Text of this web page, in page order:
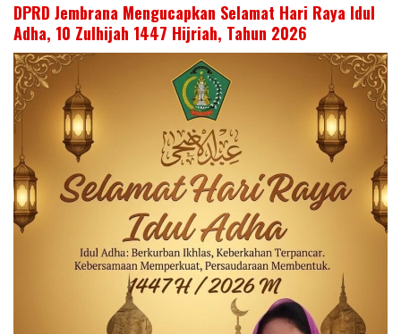
DPRD Jembrana Mengucapkan Selamat Hari Raya Idul
Adha, 10 Zulhijah 1447 Hijriah, Tahun 2026